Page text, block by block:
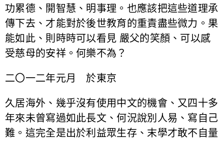
功累德、開智慧、明事理。也應該把這些道理承
傳下去、才能對於後世教育的重責盡些微力。果
能如此、則時時可以看見 嚴父的笑顏、可以感
受慈母的安祥。何樂不為？
二〇一二年元月 於東京
久居海外、幾乎沒有使用中文的機會、又四十多
年來未曾寫過如此長文、何況說別人易、寫自己
難。這完全是出於利益眾生存、末學才敢不自量